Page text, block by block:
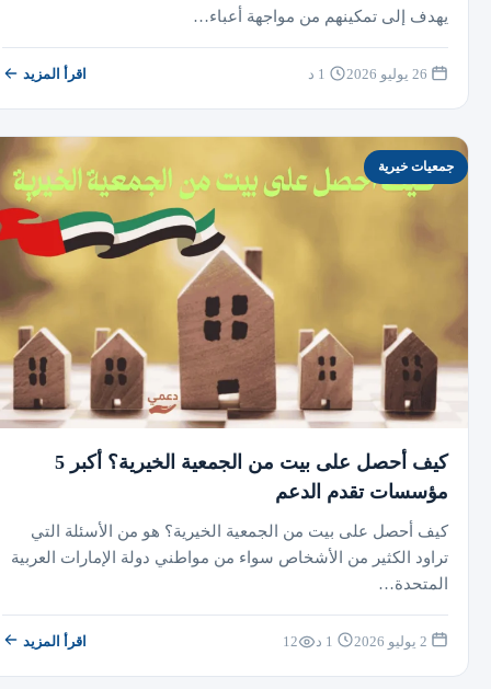
يهدف إلى تمكينهم من مواجهة أعباء…
اقرأ المزيد
جمعيات خيرية
كيف أحصل على بيت من الجمعية الخيرية؟ أكبر 5
مؤسسات تقدم الدعم
كيف أحصل على بيت من الجمعية الخيرية؟ هو من الأسئلة التي
تراود الكثير من الأشخاص سواء من مواطني دولة الإمارات العربية
المتحدة…
12 اقرأ المزيد